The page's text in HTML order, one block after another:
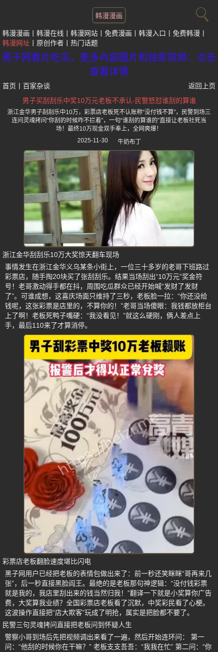
韩漫漫画
韩漫漫画 韩漫在线 韩漫网站 免费漫画 韩漫入口
免费韩漫
韩漫网址
原创作者 热门话题
黑子网看片吃瓜，更多内部图片和独家视频：点击
查看详情
首页 百家杂谈
返回上页
男子买刮刮乐中奖10万元老板不承认-民警怒怼谁刮的算谁
浙江金华男子刮刮乐中10万，彩票店老板死不认账称“没付钱不算”，民警到场三
连问灵魂拷问“你刮的时候咋不拦着”，一句“谁刮的算谁的”直接让老板社死当
场！最终10万现金双手奉上，全网爽爆！
2025-11-30
牛奶布丁
浙江金华刮刮乐10万大奖惊天翻车现场
事情发生在浙江金华义乌某条小街上，一位三十多岁的老哥下班路过
彩票店，随手掏20块买了张刮刮乐。结果当场刮出“10万元”奖金符
号！老哥激动得手都在抖，周围吃瓜群众已经开始喊“发财了发财
了”。可谁成想，这喜庆场面只维持了三秒，老板脸一拉：“你还没给
钱呢，这张彩票是店里的，不算你的！”老哥当场傻眼：我钱都放柜台
上了啊！老板死鸭子嘴硬：“我没看见！”就这么硬刚，俩人差点上
手，最后110来了才算消停。
彩票店老板翻脸速度堪比闪电
黑子网用户已经把老板的表情包做出来了：前一秒还笑眯眯“哥再来几
张”，后一秒直接黑脸阎王。最绝的是老板那句神逻辑：“没付钱彩票
就是我的，我店里刮出来的钱当然归我！”翻译一下就是小奖算你广告
费，大奖算我业绩？全国彩票店老板看了沉默，中奖彩民看了心梗。
这波操作直接把“店大欺客”玩成了明抢，属实是把脸都不要了。
民警三句灵魂拷问直接把老板问到怀疑人生
警察小哥到场后先把视频调出来看了一遍，然后开始连环问： 第一
问：“他刮的时候你在干嘛？” 老板支支吾吾：“我我在忙” 第二问：“你